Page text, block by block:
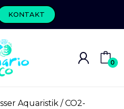
KONTAKT
0
Aquaristik
CO2-